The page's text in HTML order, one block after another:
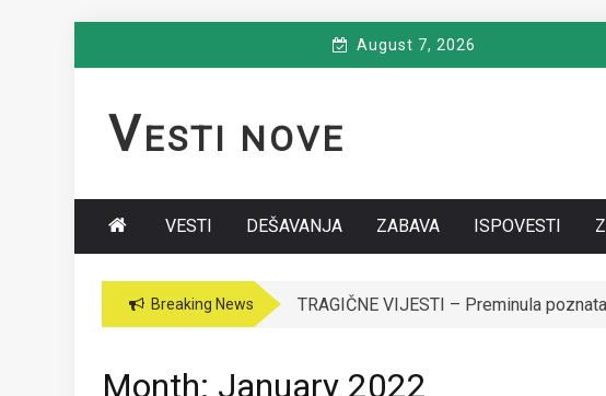
August 7, 2026
VESTI NOVE
VESTI DEŠAVANJA ZABAVA ISPOVESTI
Breaking News VODITELJICA “GRANDA” SE UDALA
Month: January 2022